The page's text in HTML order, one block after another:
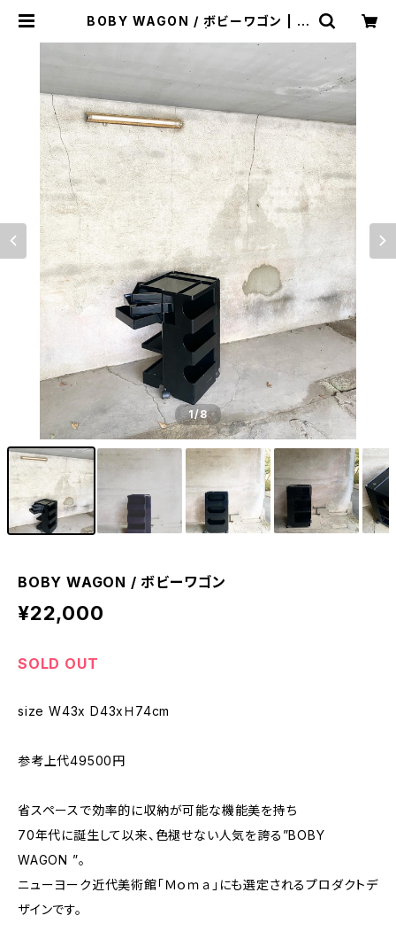
BOBY WAGON / ボビーワゴン | ト
リサイクルショップ・古着
1/8
BOBY WAGON / ボビーワゴン
¥22,000
SOLD OUT
size W43x D43xＨ74cm
参考上代49500円
省スペースで効率的に収納が可能な機能美を持ち
70年代に誕生して以来、色褪せない人気を誇る”BOBY
WAGON ”。
ニューヨーク近代美術館「Ｍｏｍａ」にも選定されるプロダクトデ
ザインです。